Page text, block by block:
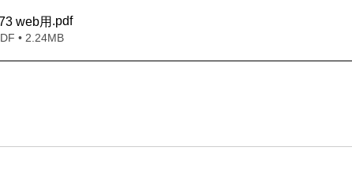
web用 .pdf
• 2.24MB